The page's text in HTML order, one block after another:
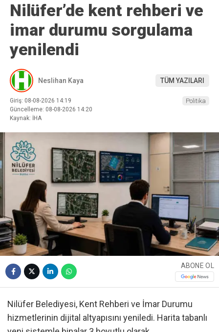
Nilüfer’de kent rehberi ve
imar durumu sorgulama
yenilendi
Neslihan Kaya TÜM YAZILARI
Giriş: 08-08-2026 14:19
Güncelleme: 08-08-2026 14:20
Kaynak: İHA
Politika
ABONE OL
Nilüfer Belediyesi, Kent Rehberi ve İmar Durumu
hizmetlerinin dijital altyapısını yeniledi. Harita tabanlı